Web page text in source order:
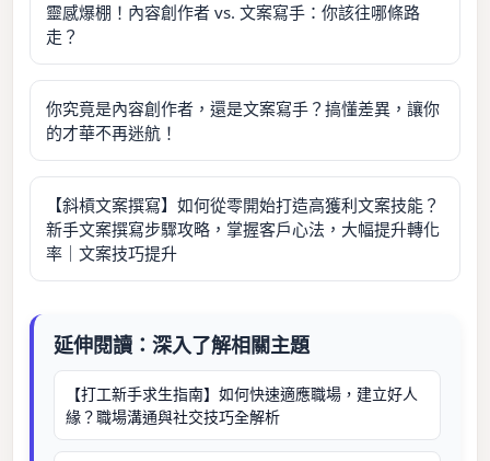
靈感爆棚！內容創作者 vs. 文案寫手：你該往哪條路
走？
你究竟是內容創作者，還是文案寫手？搞懂差異，讓你
的才華不再迷航！
【斜槓文案撰寫】如何從零開始打造高獲利文案技能？
新手文案撰寫步驟攻略，掌握客戶心法，大幅提升轉化
率｜文案技巧提升
延伸閱讀：深入了解相關主題
【打工新手求生指南】如何快速適應職場，建立好人
緣？職場溝通與社交技巧全解析